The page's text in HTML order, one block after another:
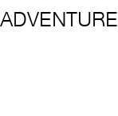
ADVENTURE